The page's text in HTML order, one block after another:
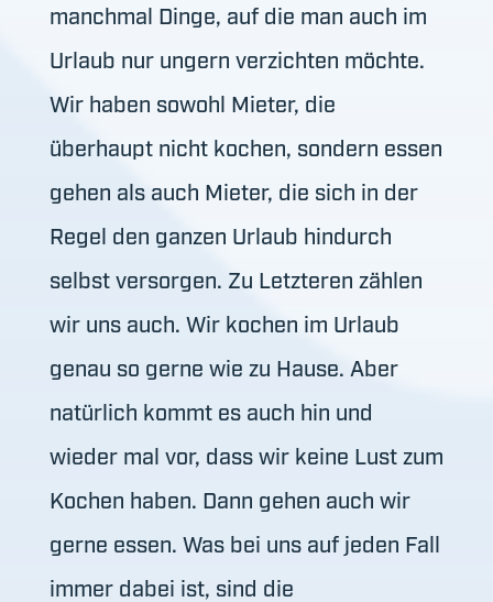
manchmal Dinge, auf die man auch im
Urlaub nur ungern verzichten möchte.
Wir haben sowohl Mieter, die
überhaupt nicht kochen, sondern essen
gehen als auch Mieter, die sich in der
Regel den ganzen Urlaub hindurch
selbst versorgen. Zu Letzteren zählen
wir uns auch. Wir kochen im Urlaub
genau so gerne wie zu Hause. Aber
natürlich kommt es auch hin und
wieder mal vor, dass wir keine Lust zum
Kochen haben. Dann gehen auch wir
gerne essen. Was bei uns auf jeden Fall
immer dabei ist, sind die